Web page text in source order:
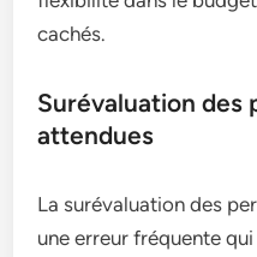
cachés.
Surévaluation des
attendues
La surévaluation des
une erreur fréquente